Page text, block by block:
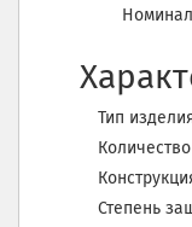
Тип
Степень